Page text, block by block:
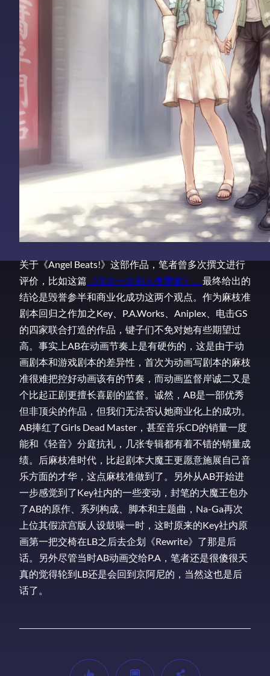
关于《Angel Beats!》这部作品，笔者曾多次撰文进行
评价，比如这篇 《仅次一次的人生赞歌》。 最终给出的
结论是毁誉参半和商业化成功这两个观点。作为麻枝准
剧本回归之作加之Key、P.A.Works、Aniplex、电击GS
的四家联合打造的作品，键子们不免对她有些期望过
高。事实上AB在动画节奏上是有硬伤的，这是由于动
画剧本和游戏剧本的差异性，首次为动画写剧本的麻枝
准很难把控好动画该有的节奏，而动画监督岸诚二又是
个比起正剧更擅长喜剧的监督。诚然，AB是一部优秀
但非顶尖的作品，但我们无法否认她商业化上的成功。
AB捧红了Girls Dead Master，甚至音乐CD的销量一度
能和《轻音》分庭抗礼，几张专辑都有着不错的销量成
绩。后麻枝准时代，比起剧本大魔王更愿意施展自己音
乐方面的才华，这点麻枝准做到了。另外从AB开始进
一步感觉到了Key社内的一些变动，封笔的大魔王包办
了AB的原作、系列构成、脚本和主题曲，Na-Ga再次
上位其假凉宫版人设鼓噪一时，这时原来的Key社内原
画第一把交椅在LB之后去企划《Rewrite》了那是后
话。另外尽管当时AB动画交给P.A，笔者还是很傻很天
真的觉得轮到LB还是会回到京阿尼的，当然这也是后
话了。